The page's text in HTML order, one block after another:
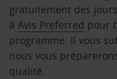
gratuitement des
à Avis Preferred pour
programme. Il vous
nous vous
qualité.